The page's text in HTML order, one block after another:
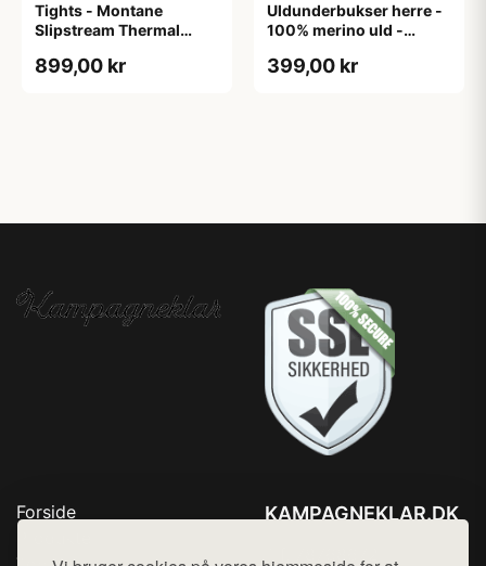
Tights - Montane
Slipstream Thermal
899,00 kr
Uldunderbukser herre -
100% merino uld -
399,00 kr
Forside
KAMPAGNEKLAR.DK